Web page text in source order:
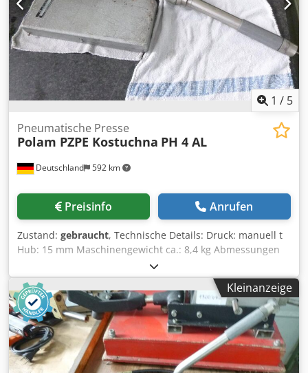
1 / 5
Deutschland 592 km
Pneumatische Presse
Polam PZPE Kostuchna PH 4 AL
Preisinfo Anrufen
Zustand: gebraucht, Technische Details: Druck: manuell t
Hub: 15 mm Maschinengewicht ca.: 8,4 kg Abmessungen
Maschine: 600x250x70 mm PNEUMATISCHE
KABELSCHUHPRESSE Anwendungsbereich: Pressen von
Kabelschuhen an elektrische Kabel und Klimaleitungen
weitere Merkmale: - Presszylinder: Stößel Ø 25mm; außen
Ø 68mm; Ausfahrlänge ca. 15mm - Werkzeuggabel:
Weite=30mm; Länge=70mm - Handhebel Ø 30 x L:300mm
Djdpfx Aeu Nfr Nsmaokr Ausstattung: - Werkzeugkasten
mit diversen Werkzeugbacken rund und sechskant i.D. *
Kleinanzeige